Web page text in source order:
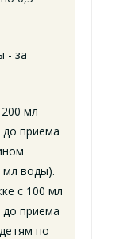
- за
мл
до приема
мл воды).
с 100 мл
до приема
по